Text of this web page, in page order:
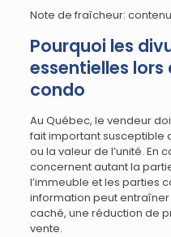
Note de fraîcheur:
Pourquoi les
essentielles lors
condo
Au Québec, le vendeur
fait important susceptible
ou la valeur de l’unité. En
concernent autant la
l’immeuble et les parties
information peut
caché, une réduction de
vente.